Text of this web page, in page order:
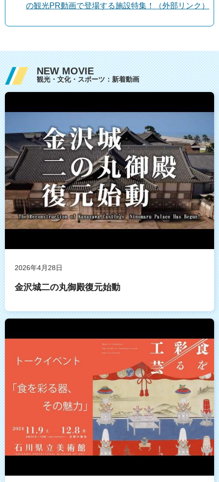
の観光PR動画で登場する施設特集！（外部リンク）
NEW MOVIE
観光・文化・スポーツ：新着動画
2026年4月28日
金沢城二の丸御殿復元始動